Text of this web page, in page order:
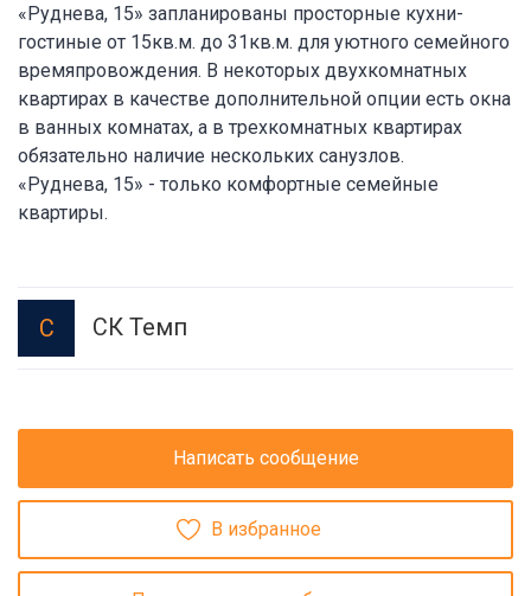
«Руднева, 15» запланированы просторные кухни-
гостиные от 15кв.м. до 31кв.м. для уютного семейного
времяпровождения. В некоторых двухкомнатных
квартирах в качестве дополнительной опции есть окна
в ванных комнатах, а в трехкомнатных квартирах
обязательно наличие нескольких санузлов.
«Руднева, 15» - только комфортные семейные
квартиры.
С СК Темп
Написать сообщение
В избранное